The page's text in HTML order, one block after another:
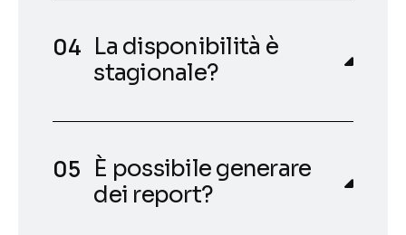
La disponibilità è
stagionale?
È possibile generare
dei report?